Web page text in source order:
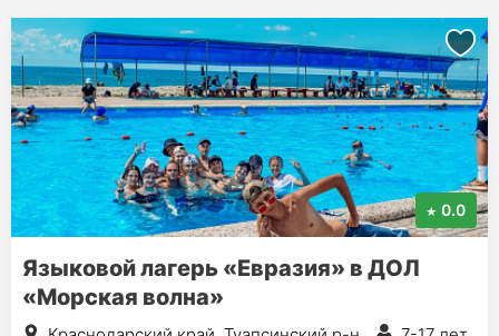
0.0
Языковой лагерь «Евразия» в ДОЛ
«Морская волна»